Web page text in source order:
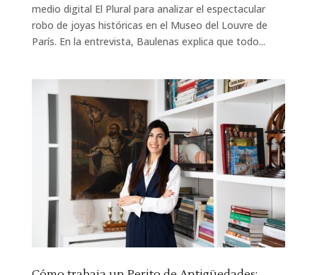
medio digital El Plural para analizar el espectacular
robo de joyas históricas en el Museo del Louvre de
París. En la entrevista, Baulenas explica que todo...